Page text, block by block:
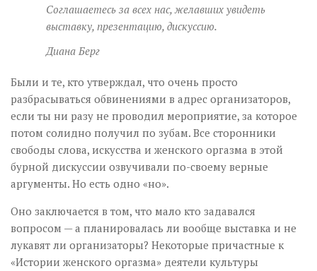
Соглашаетесь за всех нас, желавших увидеть
выставку, презентацию, дискуссию.
Диана Берг
Были и те, кто утверждал, что очень просто
разбрасываться обвинениями в адрес организаторов,
если ты ни разу не проводил мероприятие, за которое
потом солидно получил по зубам. Все сторонники
свободы слова, искусства и женского оргазма в этой
бурной дискуссии озвучивали по-своему верные
аргументы. Но есть одно «но».
Оно заключается в том, что мало кто задавался
вопросом — а планировалась ли вообще выставка и не
лукавят ли организаторы? Некоторые причастные к
«Истории женского оргазма» деятели культуры